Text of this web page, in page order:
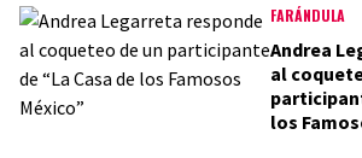
FARÁNDULA
Andrea
al
los